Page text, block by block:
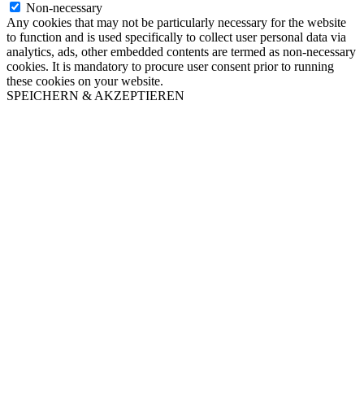
Non-necessary
Any cookies that may not be particularly necessary for the website
to function and is used specifically to collect user personal data via
analytics, ads, other embedded contents are termed as non-necessary
cookies. It is mandatory to procure user consent prior to running
these cookies on your website.
SPEICHERN & AKZEPTIEREN